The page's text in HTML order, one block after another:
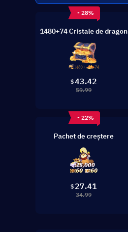
- 28%
1480+74 Cristale de dragon
$43.42
59.99
- 22%
Pachet de creștere
$ 27.41
34.99